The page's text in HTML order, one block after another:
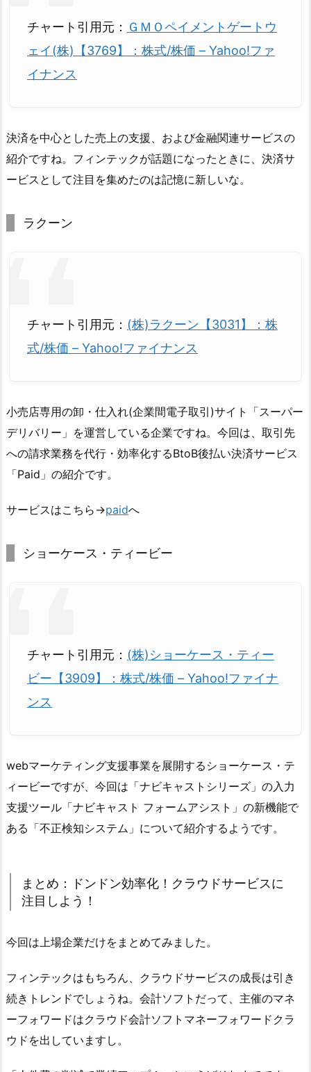
チャート引用元： ＧＭＯペイメントゲートウ
ェイ(株)【3769】：株式/株価 – Yahoo!ファ
イナンス
決済を中心とした売上の支援、および金融関連サービスの
紹介ですね。フィンテックが話題になったときに、決済サ
ービスとして注目を集めたのは記憶に新しいな。
ラクーン
チャート引用元： (株)ラクーン【3031】：株
式/株価 – Yahoo!ファイナンス
小売店専用の卸・仕入れ(企業間電子取引)サイト「スーパー
デリバリー」を運営している企業ですね。今回は、取引先
への請求業務を代行・効率化するBtoB後払い決済サービス
「Paid」の紹介です。
サービスはこちら→paidへ
ショーケース・ティービー
チャート引用元： (株)ショーケース・ティー
ビー【3909】：株式/株価 – Yahoo!ファイナ
ンス
webマーケティング支援事業を展開するショーケース・テ
ィービーですが、今回は「ナビキャストシリーズ」の入力
支援ツール「ナビキャスト フォームアシスト」の新機能で
ある「不正検知システム」について紹介するようです。
まとめ：ドンドン効率化！クラウドサービスに
注目しよう！
今回は上場企業だけをまとめてみました。
フィンテックはもちろん、クラウドサービスの成長は引き
続きトレンドでしょうね。会計ソフトだって、主催のマネ
ーフォワードはクラウド会計ソフトマネーフォワードクラ
ウドを出していますし。